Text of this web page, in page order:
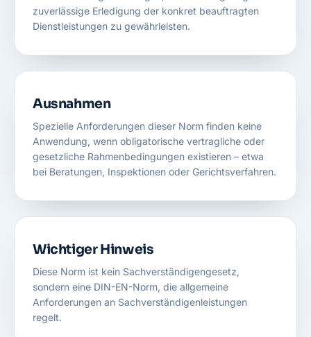
zuverlässige Erledigung der konkret beauftragten
Dienstleistungen zu gewährleisten.
Ausnahmen
Spezielle Anforderungen dieser Norm finden keine
Anwendung, wenn obligatorische vertragliche oder
gesetzliche Rahmenbedingungen existieren – etwa
bei Beratungen, Inspektionen oder Gerichtsverfahren.
Wichtiger Hinweis
Diese Norm ist kein Sachverständigengesetz,
sondern eine DIN-EN-Norm, die allgemeine
Anforderungen an Sachverständigenleistungen
regelt.